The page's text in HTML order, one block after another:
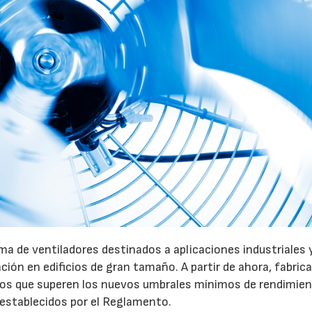
de ventiladores destinados a aplicaciones industriales
en edificios de gran tamaño. A partir de ahora,
que superen los nuevos umbrales mínimos de
por el Reglamento.